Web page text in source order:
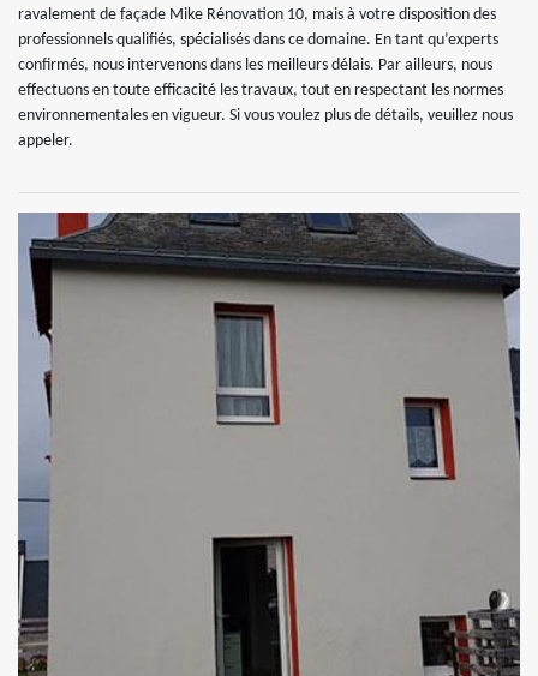
ravalement de façade Mike Rénovation 10, mais à votre disposition des
professionnels qualifiés, spécialisés dans ce domaine. En tant qu’experts
confirmés, nous intervenons dans les meilleurs délais. Par ailleurs, nous
effectuons en toute efficacité les travaux, tout en respectant les normes
environnementales en vigueur. Si vous voulez plus de détails, veuillez nous
appeler.